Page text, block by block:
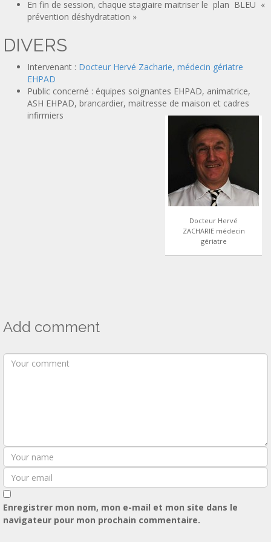
En fin de session, chaque stagiaire maitriser le plan BLEU «
prévention déshydratation »
DIVERS
Intervenant : Docteur Hervé Zacharie, médecin gériatre
EHPAD
Public concerné : équipes soignantes EHPAD, animatrice,
ASH EHPAD, brancardier, maitresse de maison et cadres
infirmiers
Docteur Hervé
ZACHARIE médecin
gériatre
Add comment
Enregistrer mon nom, mon e-mail et mon site dans le
navigateur pour mon prochain commentaire.